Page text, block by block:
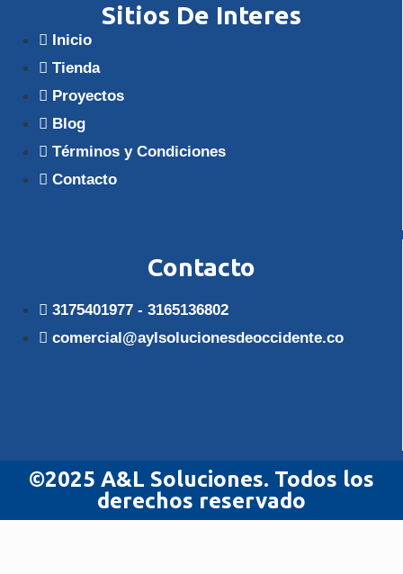
Sitios De Interes
Inicio
Tienda
Proyectos
Blog
Términos y Condiciones
Contacto
Contacto
3175401977 - 3165136802
comercial@aylsolucionesdeoccidente.co
©2025 A&L Soluciones. Todos los
derechos reservado